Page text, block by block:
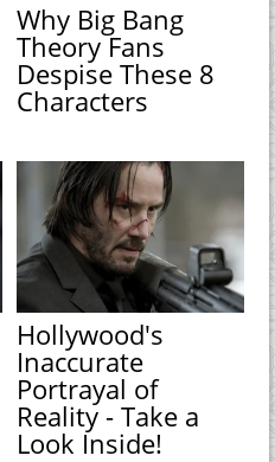
Why Big Bang
Theory Fans
Despise These 8
Characters
Hollywood's
Inaccurate
Portrayal of
Reality - Take a
Look Inside!